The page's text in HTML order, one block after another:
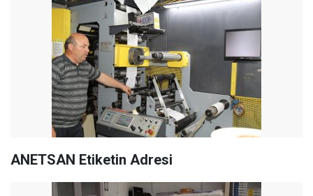
ANETSAN Etiketin Adresi